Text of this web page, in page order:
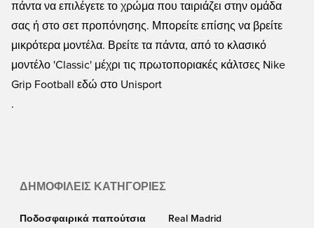
πάντα να επιλέγετε το χρώμα που ταιριάζει στην ομάδα
σας ή στο σετ προπόνησης. Μπορείτε επίσης να βρείτε
μικρότερα μοντέλα. Βρείτε τα πάντα, από το κλασικό
μοντέλο 'Classic' μέχρι τις πρωτοποριακές κάλτσες Nike
Grip Football εδώ στο Unisport
.
ΔΗΜΟΦΙΛΕΊΣ ΚΑΤΗΓΟΡΊΕΣ
Ποδοσφαιρικά παπούτσια Real Madrid